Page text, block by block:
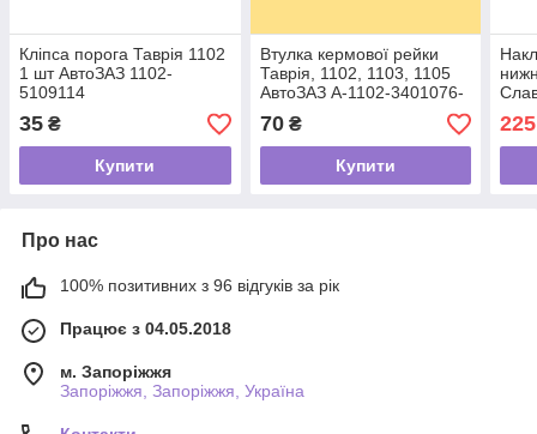
Кліпса порога Таврія 1102
1 шт АвтоЗАЗ 1102-
5109114
35 ₴
Купити
Втулка кермової рейки
Таврія, 1102, 1103, 1105
АвтоЗАЗ A-1102-3401076-
02
70₴
Купити
225
Про нас
100% позитивних з 96 відгуків за рік
Працює з 04.05.2018
м. Запоріжжя
Запоріжжя, Запоріжжя, Україна